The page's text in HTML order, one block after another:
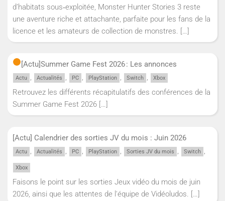
d’habitats sous‑exploitée, Monster Hunter Stories 3 reste
une aventure riche et attachante, parfaite pour les fans de la
licence et les amateurs de collection de monstres.
[…]
[Actu]Summer Game Fest 2026 : Les annonces
Actu , Actualités , PC , PlayStation , Switch , Xbox
Retrouvez les différents récapitulatifs des conférences de la
Summer Game Fest 2026 […]
[Actu] Calendrier des sorties JV du mois : Juin 2026
Actu Actualités PC PlayStation Sorties JV du mois Switch
Xbox
Faisons le point sur les sorties Jeux vidéo du mois de juin
2026, ainsi que les attentes de l'équipe de Vidéoludos.
[…]